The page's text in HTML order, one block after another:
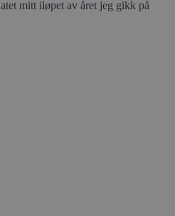
mitt iløpet av året jeg gikk på